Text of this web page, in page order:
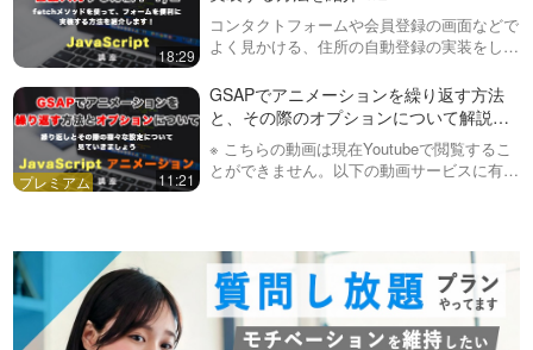
18:29
コンタクトフォームや会員登録の画面などで
よく見かける、住所の自動登録の実装をして
見た目とJSを書いていきます。２つ目の動
画は会員専用です。登録は以下から出来ま…
11:21
GSAPでアニメーションを繰り返す方法
と、その際のオプションについて解説！
GSAP #7
※ こちらの動画は現在Youtubeで閲覧するこ
とができません。以下の動画サービスに有料